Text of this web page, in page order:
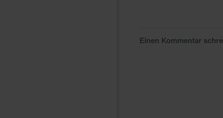
Einen Kommentar